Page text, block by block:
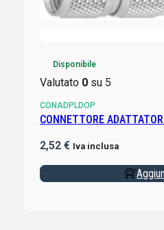
Disponibile
Valutato 0su 5
CONADPLDOP
CONNETTORE
2,52 € Iva inclusa